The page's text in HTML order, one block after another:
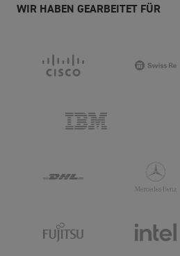
WIR HABEN GEARBEITET FÜR